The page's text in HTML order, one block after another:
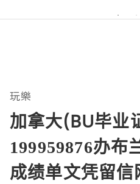
玩樂
加拿大(BU毕业
199959876办布
成绩单文凭留